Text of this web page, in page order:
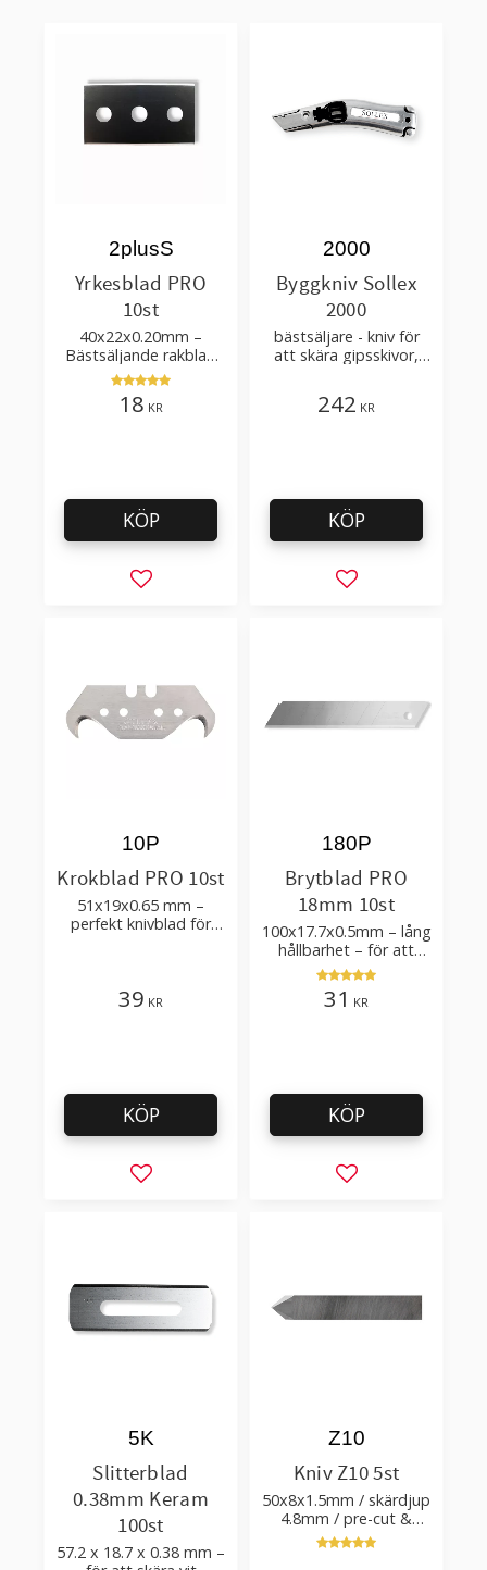
Yrkesblad PRO
10st
40x22x0.20mm –
Bästsäljande rakblad
för att skära tapet, tyg,
filt, hobby bruk
2plusS
18 KR
Lägg till i favoriter
KÖP
Byggkniv Sollex
2000
bästsäljare - kniv för
att skära gipsskivor,
2000
242 KR
Lägg till i
KÖP
Krokblad PRO 10st
51x19x0.65 mm –
perfekt knivblad för
10P
39 KR
Lägg till i favoriter
KÖP
Brytblad PRO
18mm 10st
100x17.7x0.5mm – lång
hållbarhet – för att
skära kartong, tapet
och golvmaterial
180P
31 KR
Lägg till i
KÖP
Slitterblad
0.38mm Keram
100st
57.2 x 18.7 x 0.38 mm –
5K
Kniv Z10 5st
50x8x1.5mm / skärdjup
4.8mm / pre-cut &
post-cut 0.84xTm /
skärvinkel 50°
Z10